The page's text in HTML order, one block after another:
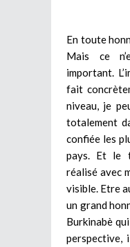
En toute
Mais ce
important.
fait
niveau, je
totalement
confiée les
pays. Et le
réalisé avec
visible. Etre
un grand
Burkinabè
perspective,